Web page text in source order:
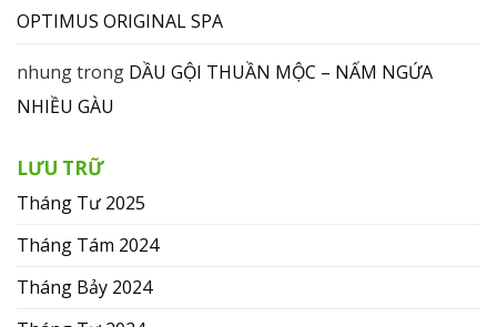
OPTIMUS ORIGINAL SPA
nhungtrong DẦU GỘI THUẦN MỘC – NẤM NGỨA
NHIỀU GÀU
LƯU TRỮ
Tháng Tư 2025
Tháng Tám 2024
Tháng Bảy 2024